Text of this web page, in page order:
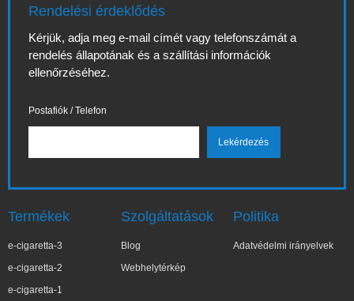
Rendelési érdeklődés
Kérjük, adja meg e-mail címét vagy telefonszámát a
rendelés állapotának és a szállítási információk
ellenőrzéséhez.
Postafiók / Telefon
Termékek
e-cigaretta-3
e-cigaretta-2
e-cigaretta-1
Szolgáltatások
Blog
Webhelytérkép
Politika
Adatvédelmi irányelvek